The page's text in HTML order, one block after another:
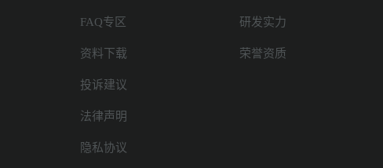
FAQ专区
资料下载
投诉建议
法律声明
隐私协议
研发实力
荣誉资质